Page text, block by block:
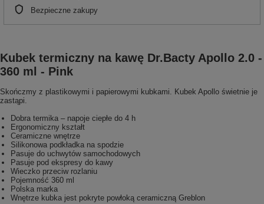
Bezpieczne zakupy
Kubek termiczny na kawę Dr.Bacty Apollo 2.0 -
360 ml - Pink
Skończmy z plastikowymi i papierowymi kubkami. Kubek Apollo świetnie je
zastąpi.
Dobra termika – napoje ciepłe do 4 h
Ergonomiczny kształt
Ceramiczne wnętrze
Silikonowa podkładka na spodzie
Pasuje do uchwytów samochodowych
Pasuje pod ekspresy do kawy
Wieczko przeciw rozlaniu
Pojemność 360 ml
Polska marka
Wnętrze kubka jest pokryte powłoką ceramiczną Greblon